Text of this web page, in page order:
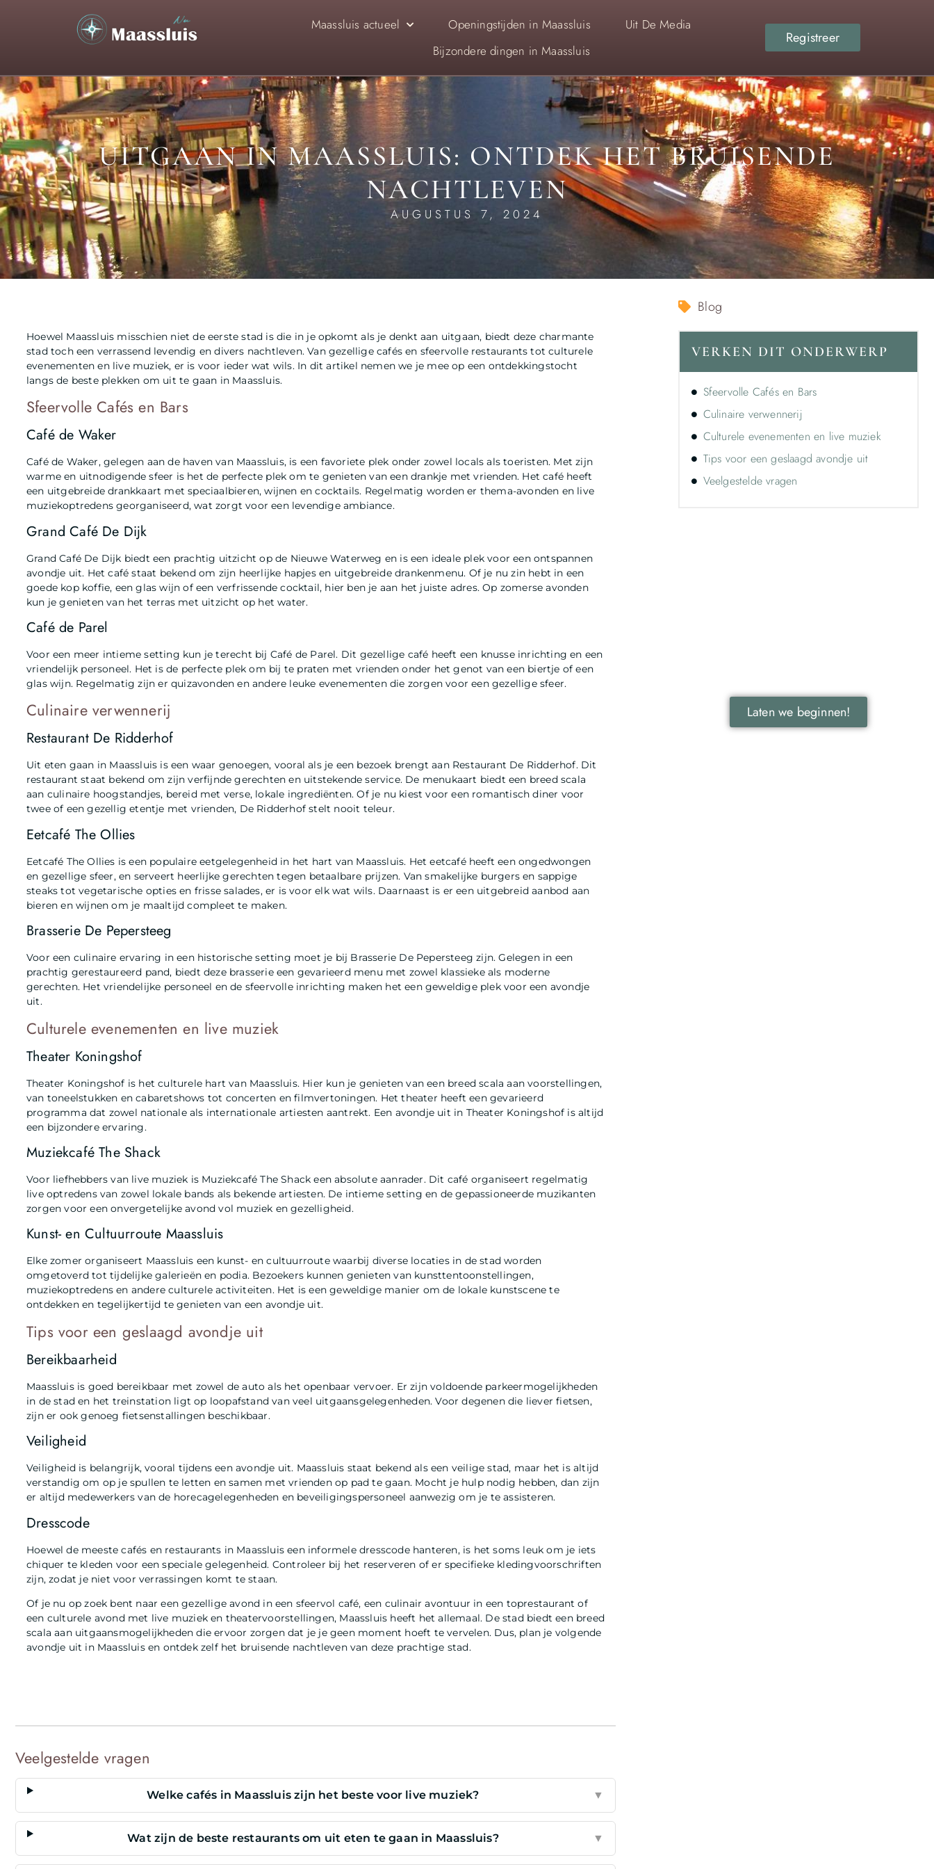
Maassluis actueel Openingstijden in Maassluis
Uit De Media
Bijzondere dingen in Maassluis
Registreer
UITGAAN IN MAASSLUIS: ONTDEK HET BRUISENDE
NACHTLEVEN
AUGUSTUS 7, 2024
Hoewel Maassluis misschien niet de eerste stad is die in je opkomt als je denkt aan uitgaan, biedt deze charmante
stad toch een verrassend levendig en divers nachtleven. Van gezellige cafés en sfeervolle restaurants tot culturele
evenementen en live muziek, er is voor ieder wat wils. In dit artikel nemen we je mee op een ontdekkingstocht
langs de beste plekken om uit te gaan in Maassluis.
Sfeervolle Cafés en Bars
Café de Waker
Café de Waker, gelegen aan de haven van Maassluis, is een favoriete plek onder zowel locals als toeristen. Met zijn
warme en uitnodigende sfeer is het de perfecte plek om te genieten van een drankje met vrienden. Het café heeft
een uitgebreide drankkaart met speciaalbieren, wijnen en cocktails. Regelmatig worden er thema-avonden en live
muziekoptredens georganiseerd, wat zorgt voor een levendige ambiance.
Grand Café De Dijk
Grand Café De Dijk biedt een prachtig uitzicht op de Nieuwe Waterweg en is een ideale plek voor een ontspannen
avondje uit. Het café staat bekend om zijn heerlijke hapjes en uitgebreide drankenmenu. Of je nu zin hebt in een
goede kop koffie, een glas wijn of een verfrissende cocktail, hier ben je aan het juiste adres. Op zomerse avonden
kun je genieten van het terras met uitzicht op het water.
Café de Parel
Voor een meer intieme setting kun je terecht bij Café de Parel. Dit gezellige café heeft een knusse inrichting en een
vriendelijk personeel. Het is de perfecte plek om bij te praten met vrienden onder het genot van een biertje of een
glas wijn. Regelmatig zijn er quizavonden en andere leuke evenementen die zorgen voor een gezellige sfeer.
Culinaire verwennerij
Restaurant De Ridderhof
Uit eten gaan in Maassluis is een waar genoegen, vooral als je een bezoek brengt aan Restaurant De Ridderhof. Dit
restaurant staat bekend om zijn verfijnde gerechten en uitstekende service. De menukaart biedt een breed scala
aan culinaire hoogstandjes, bereid met verse, lokale ingrediënten. Of je nu kiest voor een romantisch diner voor
twee of een gezellig etentje met vrienden, De Ridderhof stelt nooit teleur.
Eetcafé The Ollies
Eetcafé The Ollies is een populaire eetgelegenheid in het hart van Maassluis. Het eetcafé heeft een ongedwongen
en gezellige sfeer, en serveert heerlijke gerechten tegen betaalbare prijzen. Van smakelijke burgers en sappige
steaks tot vegetarische opties en frisse salades, er is voor elk wat wils. Daarnaast is er een uitgebreid aanbod aan
bieren en wijnen om je maaltijd compleet te maken.
Brasserie De Pepersteeg
Voor een culinaire ervaring in een historische setting moet je bij Brasserie De Pepersteeg zijn. Gelegen in een
prachtig gerestaureerd pand, biedt deze brasserie een gevarieerd menu met zowel klassieke als moderne
gerechten. Het vriendelijke personeel en de sfeervolle inrichting maken het een geweldige plek voor een avondje
uit.
Culturele evenementen en live muziek
Theater Koningshof
Theater Koningshof is het culturele hart van Maassluis. Hier kun je genieten van een breed scala aan voorstellingen,
van toneelstukken en cabaretshows tot concerten en filmvertoningen. Het theater heeft een gevarieerd
programma dat zowel nationale als internationale artiesten aantrekt. Een avondje uit in Theater Koningshof is altijd
een bijzondere ervaring.
Muziekcafé The Shack
Voor liefhebbers van live muziek is Muziekcafé The Shack een absolute aanrader. Dit café organiseert regelmatig
live optredens van zowel lokale bands als bekende artiesten. De intieme setting en de gepassioneerde muzikanten
zorgen voor een onvergetelijke avond vol muziek en gezelligheid.
Kunst- en Cultuurroute Maassluis
Elke zomer organiseert Maassluis een kunst- en cultuurroute waarbij diverse locaties in de stad worden
omgetoverd tot tijdelijke galerieën en podia. Bezoekers kunnen genieten van kunsttentoonstellingen,
muziekoptredens en andere culturele activiteiten. Het is een geweldige manier om de lokale kunstscene te
ontdekken en tegelijkertijd te genieten van een avondje uit.
Tips voor een geslaagd avondje uit
Bereikbaarheid
Maassluis is goed bereikbaar met zowel de auto als het openbaar vervoer. Er zijn voldoende parkeermogelijkheden
in de stad en het treinstation ligt op loopafstand van veel uitgaansgelegenheden. Voor degenen die liever fietsen,
zijn er ook genoeg fietsenstallingen beschikbaar.
Veiligheid
Veiligheid is belangrijk, vooral tijdens een avondje uit. Maassluis staat bekend als een veilige stad, maar het is altijd
verstandig om op je spullen te letten en samen met vrienden op pad te gaan. Mocht je hulp nodig hebben, dan zijn
er altijd medewerkers van de horecagelegenheden en beveiligingspersoneel aanwezig om je te assisteren.
Dresscode
Hoewel de meeste cafés en restaurants in Maassluis een informele dresscode hanteren, is het soms leuk om je iets
chiquer te kleden voor een speciale gelegenheid. Controleer bij het reserveren of er specifieke kledingvoorschriften
zijn, zodat je niet voor verrassingen komt te staan.
Of je nu op zoek bent naar een gezellige avond in een sfeervol café, een culinair avontuur in een toprestaurant of
een culturele avond met live muziek en theatervoorstellingen, Maassluis heeft het allemaal. De stad biedt een breed
scala aan uitgaansmogelijkheden die ervoor zorgen dat je je geen moment hoeft te vervelen. Dus, plan je volgende
avondje uit in Maassluis en ontdek zelf het bruisende nachtleven van deze prachtige stad.
Veelgestelde vragen
Welke cafés in Maassluis zijn het beste voor live muziek? ▼
Wat zijn de beste restaurants om uit eten te gaan in Maassluis? ▼
Blog
VERKEN DIT ONDERWERP
Sfeervolle Cafés en Bars
Culinaire verwennerij
Culturele evenementen en live muziek
Tips voor een geslaagd avondje uit
Veelgestelde vragen
Laten we beginnen!